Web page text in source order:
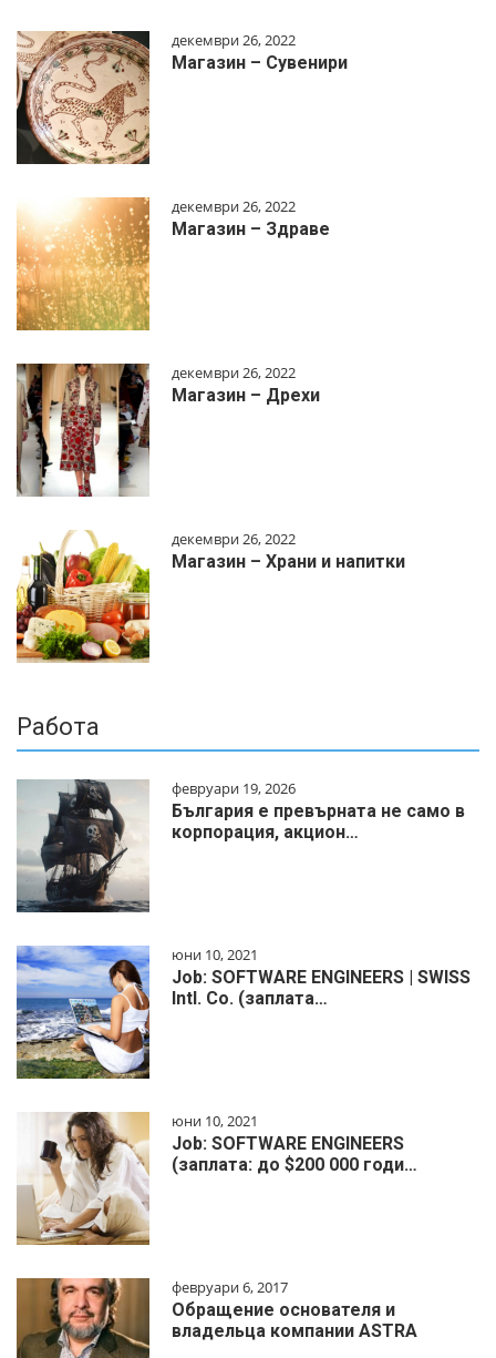
декември 26, 2022
Магазин – Сувенири
декември 26, 2022
Магазин – Здраве
декември 26, 2022
Магазин – Дрехи
декември 26, 2022
Магазин – Храни и напитки
Работа
февруари 19, 2026
България е превърната не само в
корпорация, акцион…
юни 10, 2021
Job: SOFTWARE ENGINEERS | SWISS
Intl. Co. (заплата…
юни 10, 2021
Job: SOFTWARE ENGINEERS
(заплата: до $200 000 годи…
февруари 6, 2017
Обращение основателя и
владельца компании ASTRA